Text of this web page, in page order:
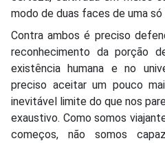
modo de duas faces de uma só
Contra ambos é preciso
reconhecimento da porção
existência humana e no
preciso aceitar um pouco
inevitável limite do que nos
exaustivo. Como somos
começos, não somos